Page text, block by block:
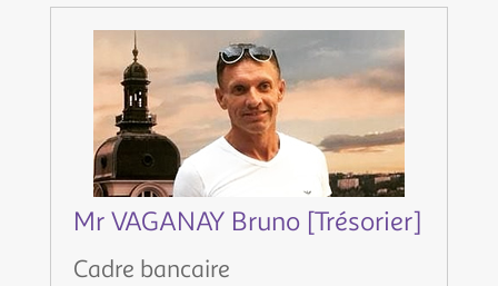
Mr VAGANAY Bruno [Trésorier]
Cadre bancaire